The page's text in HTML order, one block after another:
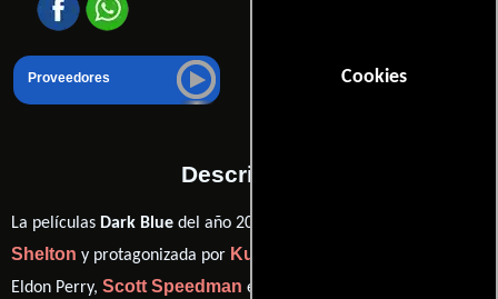
Cookies
Proveedores
Descripción
La películas Dark Blue del año 2002, está dirigida por
Shelton y protagonizada por Kurt Russell
Eldon Perry, Scott Speedman en el papel de Bobby Keough,